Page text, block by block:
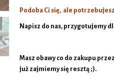
Podoba Ci się, ale
Napisz do nas, przygotujemy
Masz obawy co do zakupu
już zajmiemy się resztą ;).